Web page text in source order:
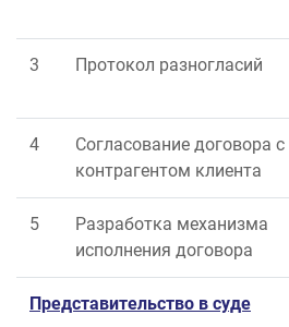
3 Протокол разногласий
4
Согласование договора с
контрагентом клиента
5
Разработка механизма
исполнения договора
Представительство в суде